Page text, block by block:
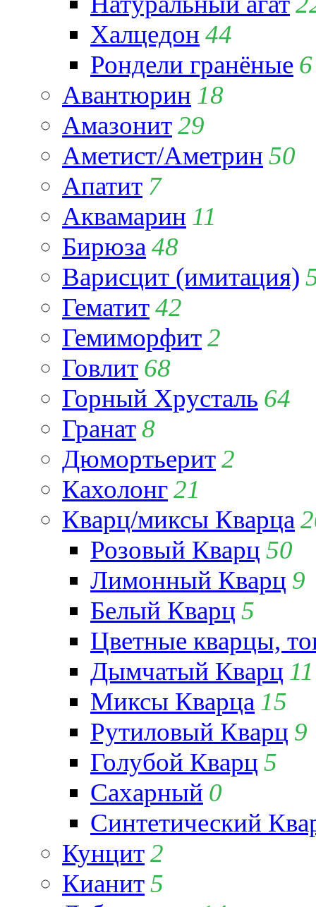
Халцедон 44
Рондели гранёные 6
Авантюрин 18
Амазонит29
Аметист/Аметрин 50
Апатит 7
Аквамарин 11
Бирюза 48
Варисцит (имитация)
Гематит42
Гемиморфит2
Говлит 68
Горный Хрусталь 64
Гранат8
Дюмортьерит2
Кахолонг21
Кварц/миксы Кварца
Розовый Кварц 50
Лимонный Кварц 9
Белый Кварц 5
Цветные кварцы,
Дымчатый Кварц 11
Миксы Кварца 15
Рутиловый Кварц 9
Голубой Кварц 5
Сахарный 0
Синтетический
Кунцит2
Кианит5